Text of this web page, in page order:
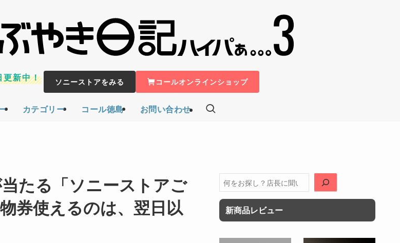
カテゴリー コール徳島 お問い合わせ
更新中！ ソニーストアをみる コールオンラインショップ
たる「ソニーストアご
券使えるのは、翌日以
検
索
新商品レビュー